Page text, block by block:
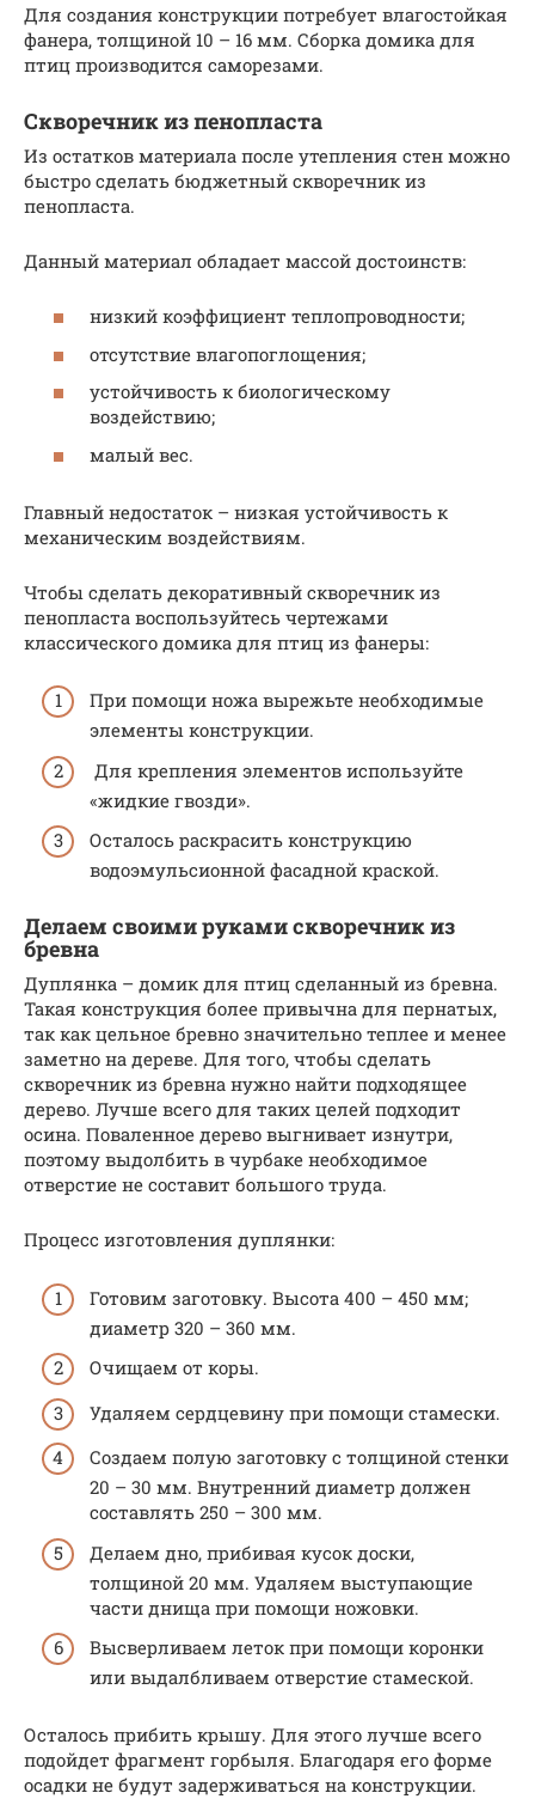
Для создания конструкции потребует влагостойкая
фанера, толщиной 10 – 16 мм. Сборка домика для
птиц производится саморезами.
Скворечник из пенопласта
Из остатков материала после утепления стен можно
быстро сделать бюджетный скворечник из
пенопласта.
Данный материал обладает массой достоинств:
низкий коэффициент теплопроводности;
отсутствие влагопоглощения;
устойчивость к биологическому
воздействию;
малый вес.
Главный недостаток – низкая устойчивость к
механическим воздействиям.
Чтобы сделать декоративный скворечник из
пенопласта воспользуйтесь чертежами
классического домика для птиц из фанеры:
При помощи ножа вырежьте необходимые
элементы конструкции.
Для крепления элементов используйте
«жидкие гвозди».
Осталось раскрасить конструкцию
водоэмульсионной фасадной краской.
Делаем своими руками скворечник из
бревна
Дуплянка – домик для птиц сделанный из бревна.
Такая конструкция более привычна для пернатых,
так как цельное бревно значительно теплее и менее
заметно на дереве. Для того, чтобы сделать
скворечник из бревна нужно найти подходящее
дерево. Лучше всего для таких целей подходит
осина. Поваленное дерево выгнивает изнутри,
поэтому выдолбить в чурбаке необходимое
отверстие не составит большого труда.
Процесс изготовления дуплянки:
Готовим заготовку. Высота 400 – 450 мм;
диаметр 320 – 360 мм.
Очищаем от коры.
Удаляем сердцевину при помощи стамески.
Создаем полую заготовку с толщиной стенки
20 – 30 мм. Внутренний диаметр должен
составлять 250 – 300 мм.
Делаем дно, прибивая кусок доски,
толщиной 20 мм. Удаляем выступающие
части днища при помощи ножовки.
Высверливаем леток при помощи коронки
или выдалбливаем отверстие стамеской.
Осталось прибить крышу. Для этого лучше всего
подойдет фрагмент горбыля. Благодаря его форме
осадки не будут задерживаться на конструкции.